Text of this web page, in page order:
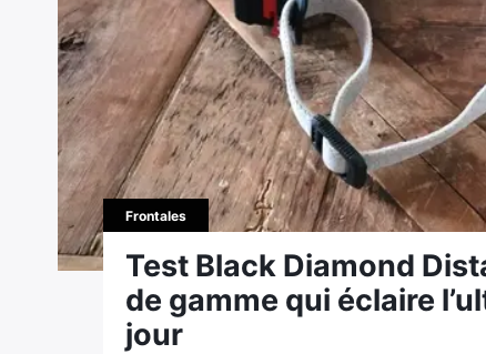
Frontales
Test Black Diamond
de gamme qui éclaire
jour